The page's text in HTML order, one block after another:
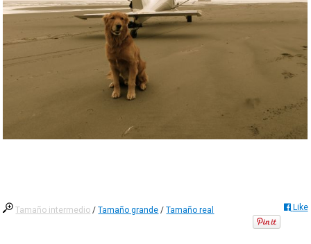
Tamaño intermedio /Tamaño grande /Tamaño real Like